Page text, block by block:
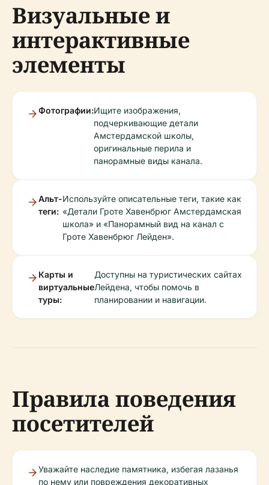
Визуальные и
интерактивные
элементы
Фотографии:Ищите изображения,
подчеркивающие детали
Амстердамской школы,
оригинальные перила и
панорамные виды канала.
Альт-
теги:
Используйте описательные теги, такие как
«Детали Гроте Хавенбрюг Амстердамская
школа» и «Панорамный вид на канал с
Гроте Хавенбрюг Лейден».
Карты и
виртуальные
туры:
Доступны на туристических сайтах
Лейдена, чтобы помочь в
планировании и навигации.
Правила поведения
посетителей
Уважайте наследие памятника, избегая лазанья
по нему или повреждения декоративных